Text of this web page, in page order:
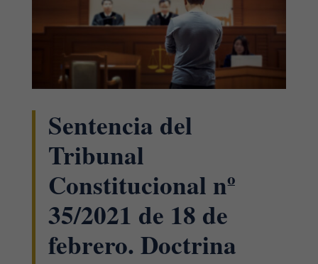
Sentencia del
Tribunal
Constitucional nº
35/2021 de 18 de
febrero. Doctrina